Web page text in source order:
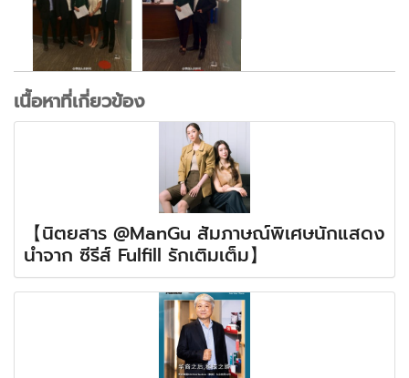
เนื้อหาที่เกี่ยวข้อง
【นิตยสาร @ManGu สัมภาษณ์พิเศษนักแสดง
นำจาก ซีรีส์ Fulfill รักเติมเต็ม】